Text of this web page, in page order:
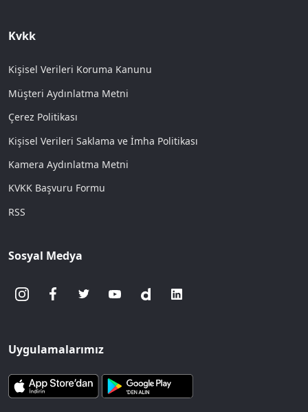
Kvkk
Kişisel Verileri Koruma Kanunu
Müşteri Aydınlatma Metni
Çerez Politikası
Kişisel Verileri Saklama ve İmha Politikası
Kamera Aydınlatma Metni
KVKK Başvuru Formu
RSS
Sosyal Medya
Uygulamalarımız